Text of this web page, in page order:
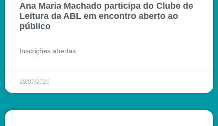
Ana Maria Machado participa do Clube de
Leitura da ABL em encontro aberto ao
público
Inscrições abertas.
28/07/2026